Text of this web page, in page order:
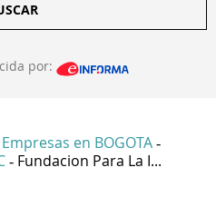
por:
Empresas en BOGOTA -
- Fundacion Para La I...